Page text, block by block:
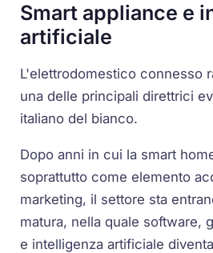
Smart appliance e
artificiale
L'elettrodomestico connesso
una delle principali direttrici
italiano del bianco.
Dopo anni in cui la smart
soprattutto come elemento
marketing, il settore sta
matura, nella quale software,
e intelligenza artificiale